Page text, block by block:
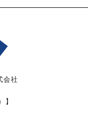
会社
】